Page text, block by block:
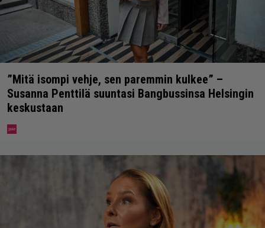
”Mitä isompi vehje, sen paremmin kulkee” –
Susanna Penttilä suuntasi Bangbussinsa Helsingin
keskustaan